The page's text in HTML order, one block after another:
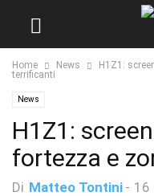
Home News
H1Z1:
terrificanti
News
H1Z1:
fortezza e
Di Matteo Tontini - 16